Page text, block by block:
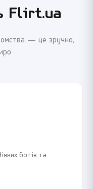
Flirt.ua
— це зручно,
ботів та